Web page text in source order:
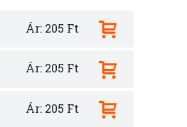
Ár: 205 Ft
Ár: 205 Ft
Ár: 205 Ft